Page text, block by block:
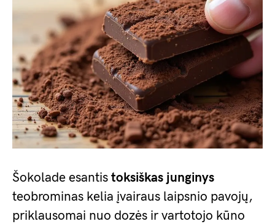
Šokolade esantis toksiškas junginys
teobrominas kelia įvairaus laipsnio pavojų,
priklausomai nuo dozės ir vartotojo kūno